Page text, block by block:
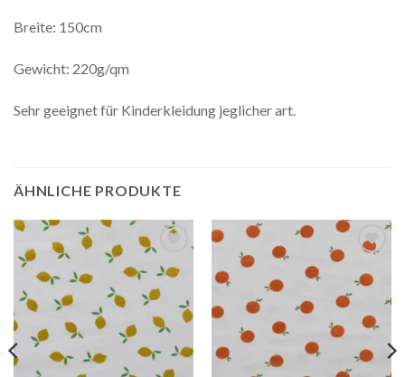
Breite: 150cm
Gewicht: 220g/qm
Sehr geeignet für Kinderkleidung jeglicher art.
ÄHNLICHE PRODUKTE
Auf die
Wunschliste
Auf die
Wunschliste